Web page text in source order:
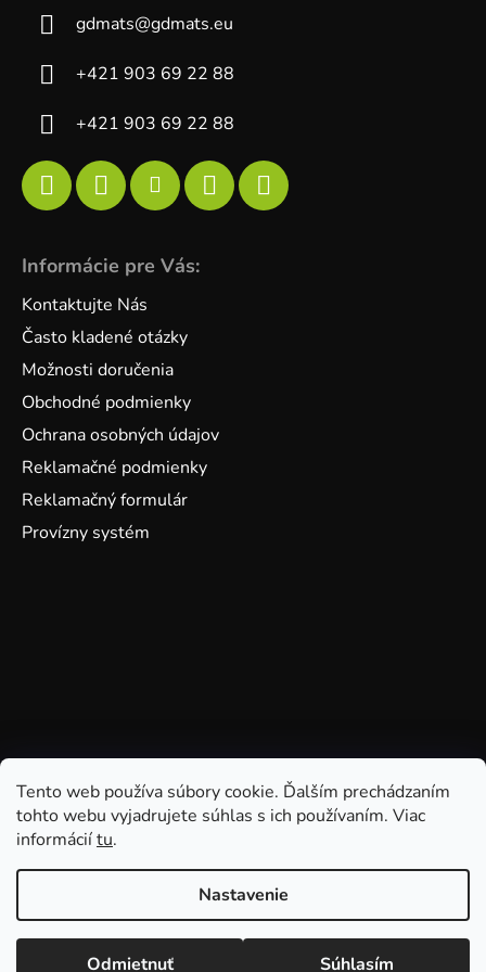
Tento web používa súbory cookie. Ďalším prechádzaním
tohto webu vyjadrujete súhlas s ich používaním. Viac
informáciítu.
Nastavenie
Odmietnuť Súhlasím
gdmats@gdmats.eu
+421 903 69 22 88
+421 903 69 22 88
Informácie pre Vás:
Kontaktujte Nás
Často kladené otázky
Možnosti doručenia
Obchodné podmienky
Ochrana osobných údajov
Reklamačné podmienky
Reklamačný formulár
Provízny systém